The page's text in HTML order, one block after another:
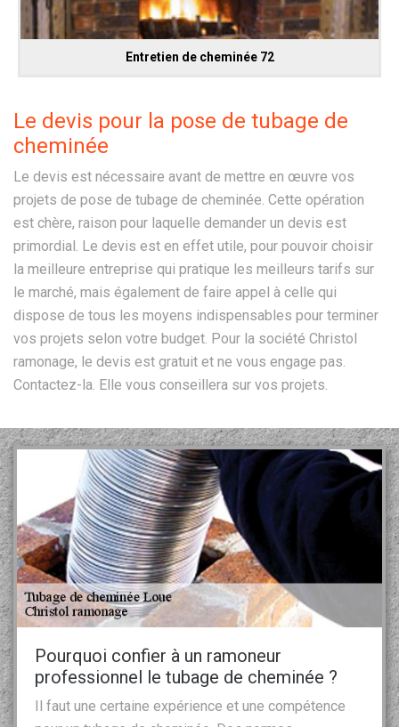
Entretien de cheminée 72
Le devis pour la pose de tubage de
cheminée
Le devis est nécessaire avant de mettre en œuvre vos
projets de pose de tubage de cheminée. Cette opération
est chère, raison pour laquelle demander un devis est
primordial. Le devis est en effet utile, pour pouvoir choisir
la meilleure entreprise qui pratique les meilleurs tarifs sur
le marché, mais également de faire appel à celle qui
dispose de tous les moyens indispensables pour terminer
vos projets selon votre budget. Pour la société Christol
ramonage, le devis est gratuit et ne vous engage pas.
Contactez-la. Elle vous conseillera sur vos projets.
Pourquoi confier à un ramoneur
professionnel le tubage de cheminée ?
Il faut une certaine expérience et une compétence